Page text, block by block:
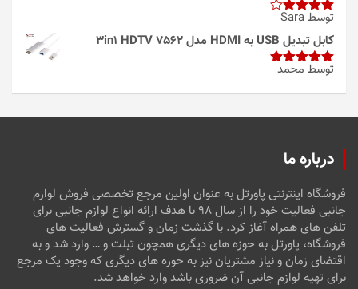
امتیاز4
از 5
توسط Sara
کابل تبدیل USB به HDMI مدل 3in1 HDTV 7562
امتیاز5از
توسط محمد
درباره ما
فروشگاه اینترنتی پاورتل به عنوان اولین مرجع تخصصی فروش لوازم
جانبی فعالیت خود را از سال ۹۸ با هدف ارائه انواع لوازم جانبی برای
تلفن های همراه آغاز کرد. با گذشت زمان و گسترش فعالیت های
فروشگاه، پاورتل به حوزه های دیگری همچون تبلت و … وارد شد و به
اقتضای زمان و نیاز مشتریان نیز به حوزه های دیگری که وجود یک مرجع
برای تهیه لوازم جانبی آن ضروری باشد وارد خواهد شد.